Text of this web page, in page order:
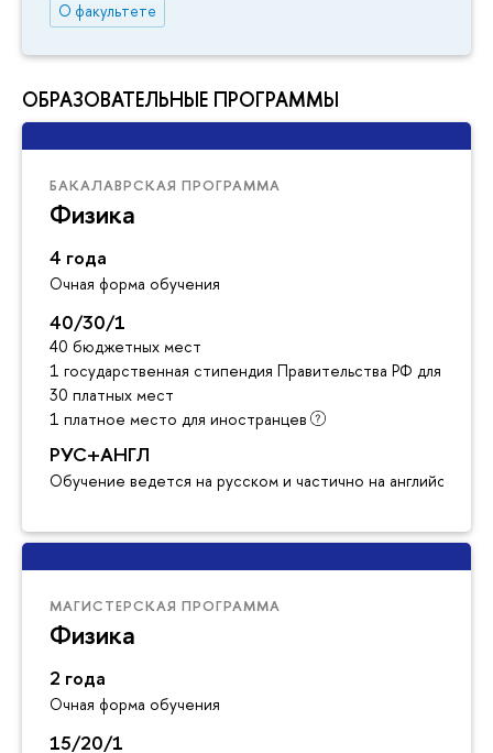
О факультете
ОБРАЗОВАТЕЛЬНЫЕ ПРОГРАММЫ
БАКАЛАВРСКАЯ ПРОГРАММА
Физика
4 года
Очная форма обучения
40/30/1
40 бюджетных мест
1 государственная стипендия Правительства РФ для
30 платных мест
1 платное место для иностранцев
РУС+АНГЛ
Обучение ведется на русском и частично на английском
МАГИСТЕРСКАЯ ПРОГРАММА
Физика
2 года
Очная форма обучения
15/20/1